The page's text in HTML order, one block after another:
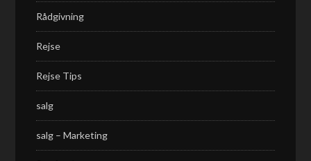
Rådgivning
Rejse
Rejse Tips
salg
salg – Marketing